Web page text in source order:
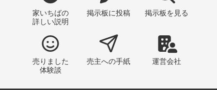
家いちばの
詳しい説明
掲示板に投稿 掲示板 を見る
売りました
体験談
売主への手紙 運営会社